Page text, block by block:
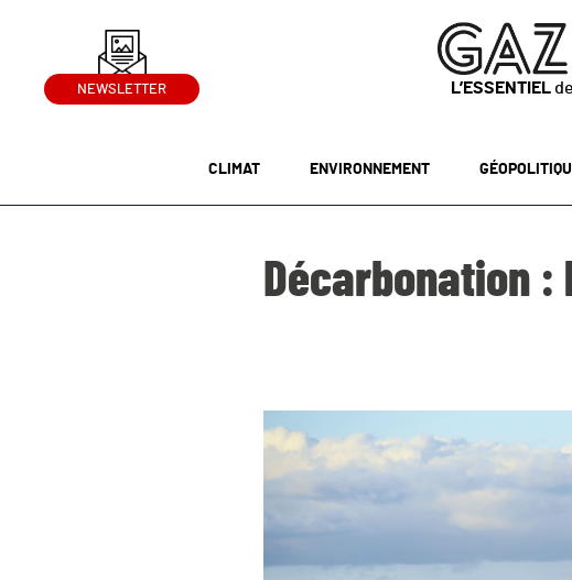
NEWSLETTER L’ESSENTIEL
CLIMAT ENVIRONNEMENT
Décarbonation